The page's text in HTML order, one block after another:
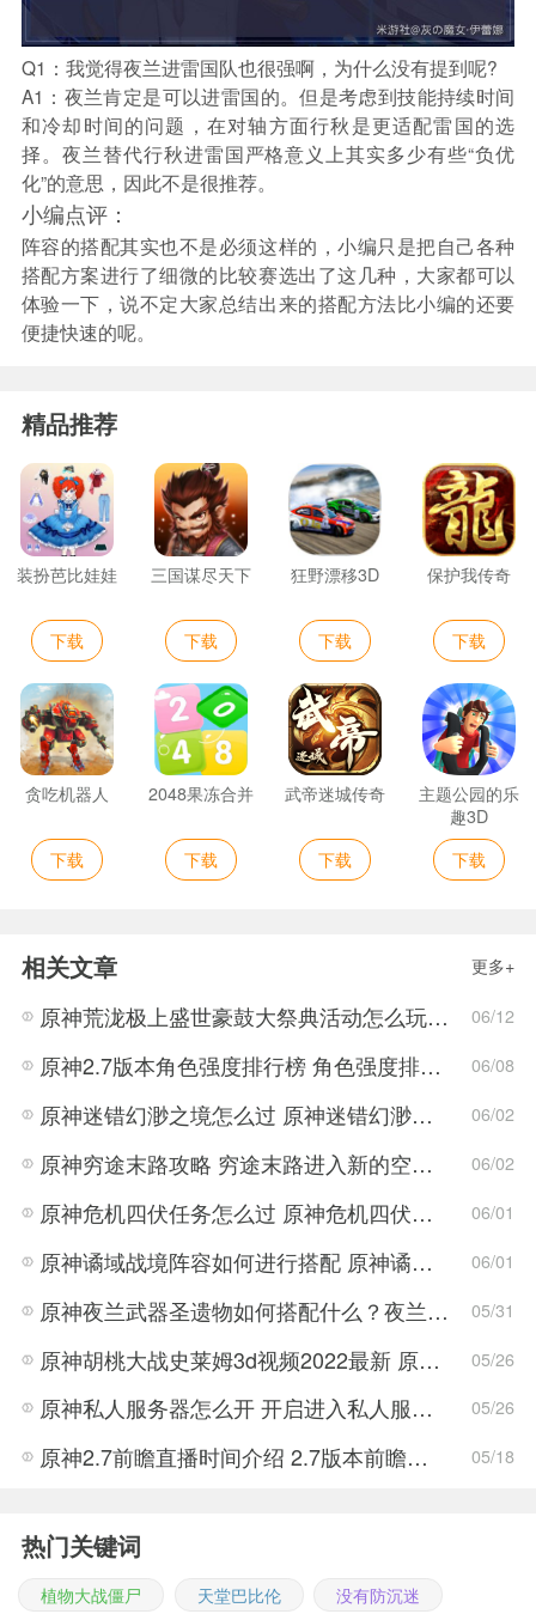
Q1：我觉得夜兰进雷国队也很强啊，为什么没有提到呢?
A1：夜兰肯定是可以进雷国的。但是考虑到技能持续时间
和冷却时间的问题，在对轴方面行秋是更适配雷国的选
择。夜兰替代行秋进雷国严格意义上其实多少有些“负优
化”的意思，因此不是很推荐。
小编点评：
阵容的搭配其实也不是必须这样的，小编只是把自己各种
搭配方案进行了细微的比较赛选出了这几种，大家都可以
体验一下，说不定大家总结出来的搭配方法比小编的还要
便捷快速的呢。
精品推荐
装扮芭比娃娃
下载
三国谋尽天下
下载
狂野漂移3D
下载
保护我传奇
下载
贪吃机器人
下载
2048果冻合并
下载
武帝迷城传奇
下载
主题公园的乐
趣3D
下载
相关文章 更多+
原神荒泷极上盛世豪鼓大祭典活动怎么玩 荒泷极上盛世豪鼓大祭典活动指南 06/12
原神2.7版本角色强度排行榜 角色强度排行2022最新 06/08
原神迷错幻渺之境怎么过 原神迷错幻渺之境通关攻略 06/02
原神穷途末路攻略 穷途末路进入新的空间任务解密流程 06/02
原神危机四伏任务怎么过 原神危机四伏解密技巧 06/01
原神谲域战境阵容如何进行搭配 原神谲域战境阵容推荐 06/01
原神夜兰武器圣遗物如何搭配什么？夜兰武器圣遗物搭配推荐攻略 05/31
原神胡桃大战史莱姆3d视频2022最新 原神胡桃大战史莱姆3d视频完整版 05/26
原神私人服务器怎么开 开启进入私人服务器详细介绍 05/26
原神2.7前瞻直播时间介绍 2.7版本前瞻直播时间一览 05/18
热门关键词
植物大战僵尸 天堂巴比伦 没有防沉迷